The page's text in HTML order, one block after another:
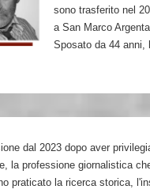
sono trasferito nel
a San Marco
Sposato da 44 anni,
dal 2023 dopo aver
la professione giornalistica
praticato la ricerca storica,